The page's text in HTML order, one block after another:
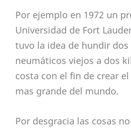
Por ejemplo en 1972 un
Universidad de Fort
tuvo la idea de hundir
neumáticos viejos a dos
costa con el fin de crear
mas grande del mundo.
Por desgracia las cosas